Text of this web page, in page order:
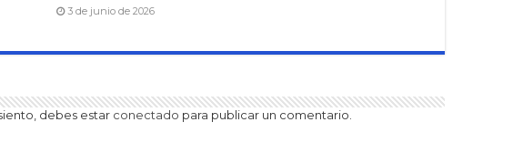
3 de junio de 2026
debes estar conectado para publicar un comentario.